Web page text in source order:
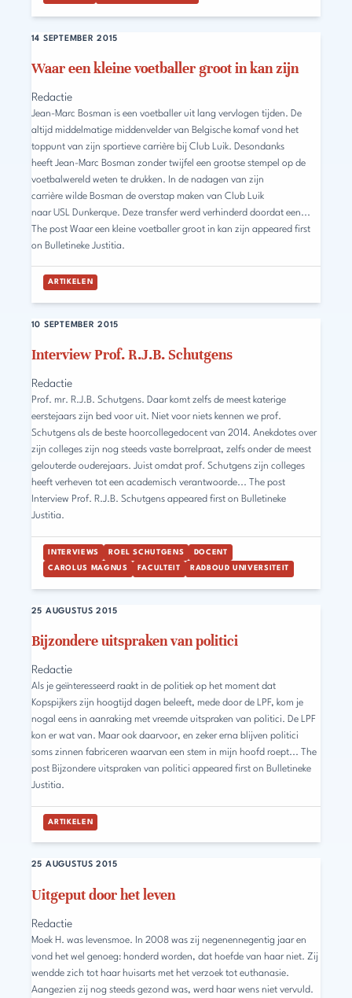
Waar een kleine voetballer groot in kan zijn
14 SEPTEMBER 2015
Redactie
Jean-Marc Bosman is een voetballer uit lang vervlogen tijden. De
altijd middelmatige middenvelder van Belgische komaf vond het
toppunt van zijn sportieve carrière bij Club Luik. Desondanks
heeft Jean-Marc Bosman zonder twijfel een grootse stempel op de
voetbalwereld weten te drukken. In de nadagen van zijn
carrière wilde Bosman de overstap maken van Club Luik
naar USL Dunkerque. Deze transfer werd verhinderd doordat een...
The post Waar een kleine voetballer groot in kan zijn appeared first
on Bulletineke Justitia.
ARTIKELEN
Interview Prof. R.J.B. Schutgens
10 SEPTEMBER 2015
Redactie
Prof. mr. R.J.B. Schutgens. Daar komt zelfs de meest katerige
eerstejaars zijn bed voor uit. Niet voor niets kennen we prof.
Schutgens als de beste hoorcollegedocent van 2014. Anekdotes over
zijn colleges zijn nog steeds vaste borrelpraat, zelfs onder de meest
gelouterde ouderejaars. Juist omdat prof. Schutgens zijn colleges
heeft verheven tot een academisch verantwoorde... The post
Interview Prof. R.J.B. Schutgens appeared first on Bulletineke
Justitia.
INTERVIEWS ROEL SCHUTGENS DOCENT
CAROLUS MAGNUS FACULTEIT RADBOUD UNIVERSITEIT
Bijzondere uitspraken van politici
25 AUGUSTUS 2015
Redactie
Als je geïnteresseerd raakt in de politiek op het moment dat
Kopspijkers zijn hoogtijd dagen beleeft, mede door de LPF, kom je
nogal eens in aanraking met vreemde uitspraken van politici. De LPF
kon er wat van. Maar ook daarvoor, en zeker erna blijven politici
soms zinnen fabriceren waarvan een stem in mijn hoofd roept... The
post Bijzondere uitspraken van politici appeared first on Bulletineke
Justitia.
ARTIKELEN
Uitgeput door het leven
25 AUGUSTUS 2015
Redactie
Moek H. was levensmoe. In 2008 was zij negenennegentig jaar en
vond het wel genoeg: honderd worden, dat hoefde van haar niet. Zij
wendde zich tot haar huisarts met het verzoek tot euthanasie.
Aangezien zij nog steeds gezond was, werd haar wens niet vervuld.